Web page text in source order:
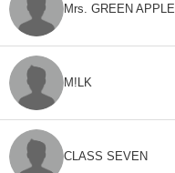
Mrs. GREEN APPLE
M!LK
CLASS SEVEN